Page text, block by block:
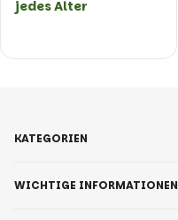
jedes Alter
KATEGORIEN
WICHTIGE INFORMATIONEN